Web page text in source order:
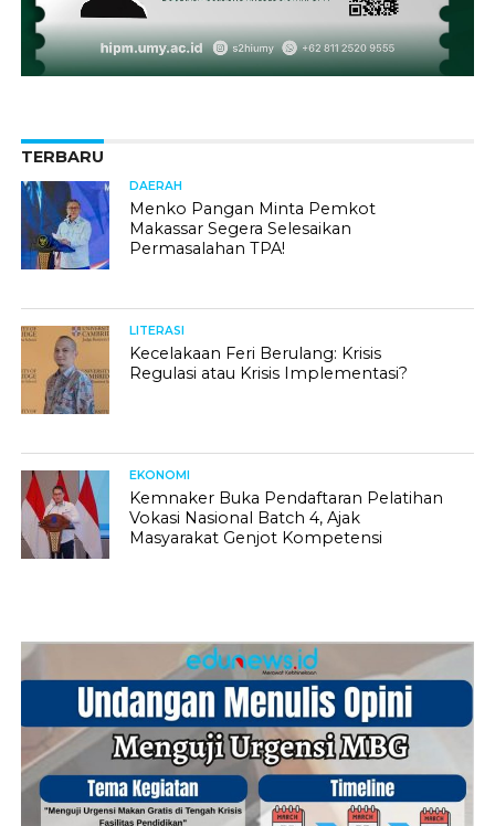
TERBARU
DAERAH
Menko Pangan Minta Pemkot
Makassar Segera Selesaikan
Permasalahan TPA!
LITERASI
Kecelakaan Feri Berulang: Krisis
Regulasi atau Krisis Implementasi?
EKONOMI
Kemnaker Buka Pendaftaran Pelatihan
Vokasi Nasional Batch 4, Ajak
Masyarakat Genjot Kompetensi